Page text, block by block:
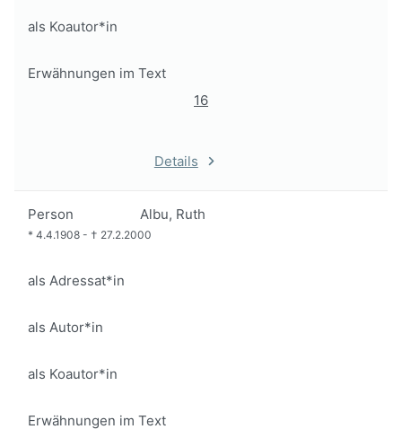
als Koautor*in
Erwähnungen im Text
16
Details
Person Albu, Ruth
* 4.4.1908 - † 27.2.2000
als Adressat*in
als Autor*in
als Koautor*in
Erwähnungen im Text